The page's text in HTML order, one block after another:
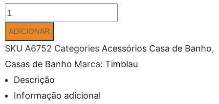
ADICIONAR
SKU A6752 Categories Acessórios Casa de Banho,
Casas de Banho Marca: Timblau
Descrição
Informação adicional